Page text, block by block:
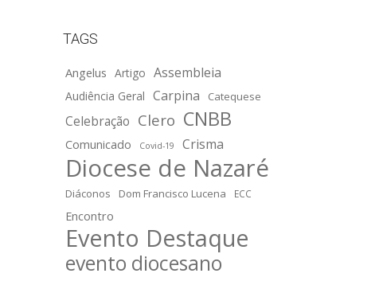
TAGS
Angelus Artigo Assembleia
Audiência Geral Carpina Catequese
Celebração Clero CNBB
Comunicado Covid-19 Crisma
Diocese de Nazaré
Diáconos Dom Francisco Lucena ECC
Encontro
Evento Destaque
evento diocesano